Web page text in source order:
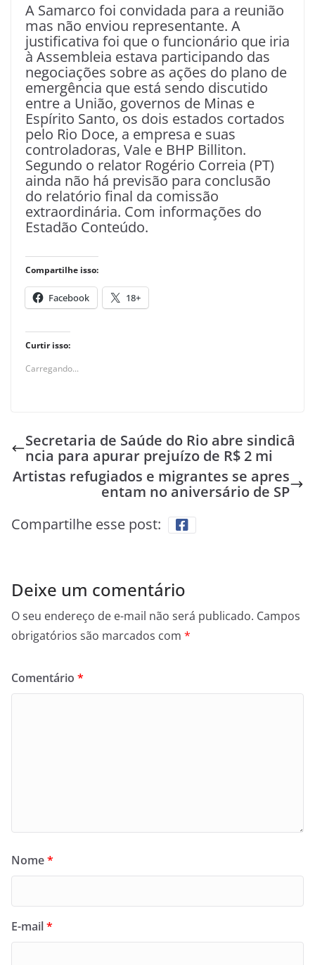
A Samarco foi convidada para a reunião
mas não enviou representante. A
justificativa foi que o funcionário que iria
à Assembleia estava participando das
negociações sobre as ações do plano de
emergência que está sendo discutido
entre a União, governos de Minas e
Espírito Santo, os dois estados cortados
pelo Rio Doce, a empresa e suas
controladoras, Vale e BHP Billiton.
Segundo o relator Rogério Correia (PT)
ainda não há previsão para conclusão
do relatório final da comissão
extraordinária. Com informações do
Estadão Conteúdo.
Compartilhe isso:
Facebook 18+
Curtir isso:
Carregando...
Secretaria de Saúde do Rio abre sindicâ
ncia para apurar prejuízo de R$ 2 mi
Artistas refugiados e migrantes se apres
entam no aniversário de SP
Compartilhe esse post:
Deixe um comentário
O seu endereço de e-mail não será publicado. Campos
obrigatórios são marcados com *
Comentário *
Nome*
E-mail*